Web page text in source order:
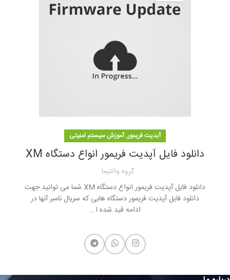
آبدیت فریمور,آموزش سیستم امنیتی
دانلود فایل آپدیت فریمور انواع دستگاه XM
گروه والتیما
دانلود فایل آپدیت فریمور انواع دستگاه XM شما می توانید جهت
دانلود فایل آپدیت فریمور دستگاه هایی که سریال نامبر آنها در
ادامه قید شده ا...